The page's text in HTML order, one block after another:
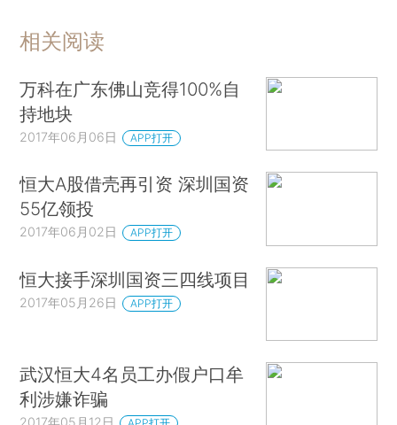
相关阅读
万科在广东佛山竞得100%自
持地块
2017年06月06日 APP打开
恒大A股借壳再引资 深圳国资
55亿领投
2017年06月02日 APP打开
恒大接手深圳国资三四线项目
2017年05月26日 APP打开
武汉恒大4名员工办假户口牟
利涉嫌诈骗